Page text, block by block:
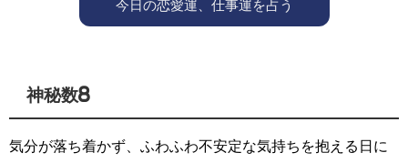
今日の恋愛運、仕事運を占う
神秘数8
気分が落ち着かず、ふわふわ不安定な気持ちを抱える日に